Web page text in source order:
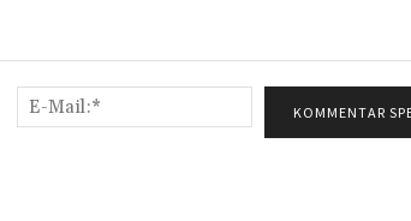
Name:*
Mail:*